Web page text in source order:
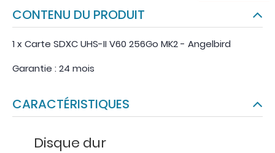
CONTENU DU PRODUIT
1 x Carte SDXC UHS-II V60 256Go MK2 - Angelbird
Garantie : 24 mois
CARACTÉRISTIQUES
Disque dur